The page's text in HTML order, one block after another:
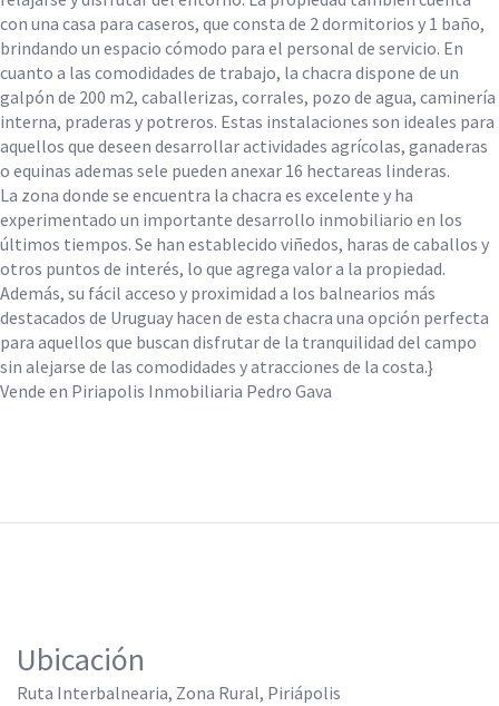
con una casa para caseros, que consta de 2 dormitorios y 1 baño,
brindando un espacio cómodo para el personal de servicio. En
cuanto a las comodidades de trabajo, la chacra dispone de un
galpón de 200 m2, caballerizas, corrales, pozo de agua, caminería
interna, praderas y potreros. Estas instalaciones son ideales para
aquellos que deseen desarrollar actividades agrícolas, ganaderas
o equinas ademas sele pueden anexar 16 hectareas linderas.
La zona donde se encuentra la chacra es excelente y ha
experimentado un importante desarrollo inmobiliario en los
últimos tiempos. Se han establecido viñedos, haras de caballos y
otros puntos de interés, lo que agrega valor a la propiedad.
Además, su fácil acceso y proximidad a los balnearios más
destacados de Uruguay hacen de esta chacra una opción perfecta
para aquellos que buscan disfrutar de la tranquilidad del campo
sin alejarse de las comodidades y atracciones de la costa.}
Vende en Piriapolis Inmobiliaria Pedro Gava
Ubicación
Ruta Interbalnearia, Zona Rural, Piriápolis